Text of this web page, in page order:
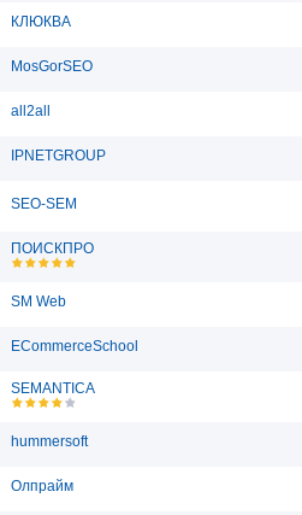
КЛЮКВА
MosGorSEO
all2all
IPNETGROUP
SEO-SEM
ПОИСКПРО
SM Web
ECommerceSchool
SEMANTICA
hummersoft
Олпрайм